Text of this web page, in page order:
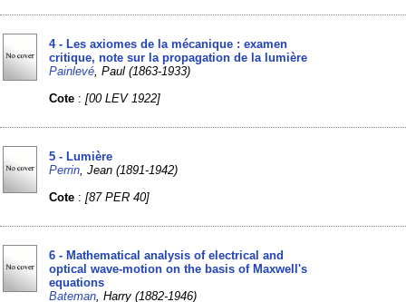
4 - Les axiomes de la mécanique : examen
critique, note sur la propagation de la lumière
Painlevé , Paul (1863-1933)
Cote :[00 LEV 1922]
5 - Lumière
Perrin , Jean (1891-1942)
Cote :[87 PER 40]
6 - Mathematical analysis of electrical and
optical wave-motion on the basis of Maxwell's
equations
Bateman , Harry (1882-1946)